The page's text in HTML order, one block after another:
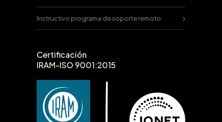
Instructivo programa de soporte remoto
Certificación
IRAM-ISO 9001:2015